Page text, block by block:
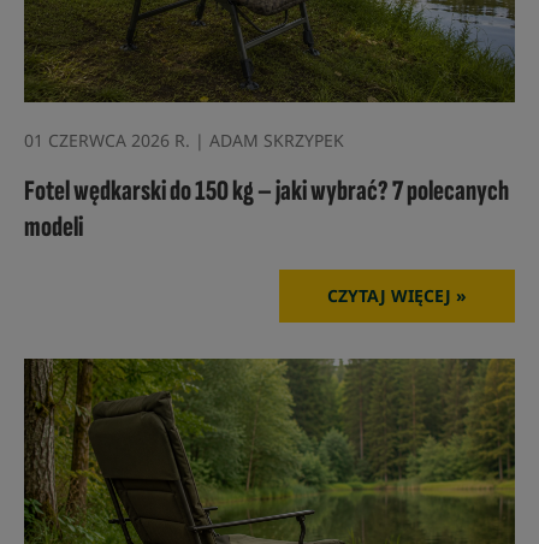
01 CZERWCA 2026 R. | ADAM SKRZYPEK
Fotel wędkarski do 150 kg – jaki wybrać? 7 polecanych
modeli
CZYTAJ WIĘCEJ »